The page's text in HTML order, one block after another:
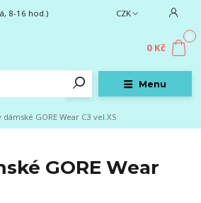
Menu
CZK
8-16 hod.)
0
0 Kč
GORE Wear C3 vel.XS
GORE Wear